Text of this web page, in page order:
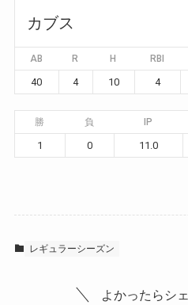
カブス
AB R H RBI
40 4 10 4
勝 負 IP
1 0 11.0
レギュラーシーズン
よかったらシ